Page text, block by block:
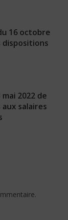
16 octobre
2022 de
salaires